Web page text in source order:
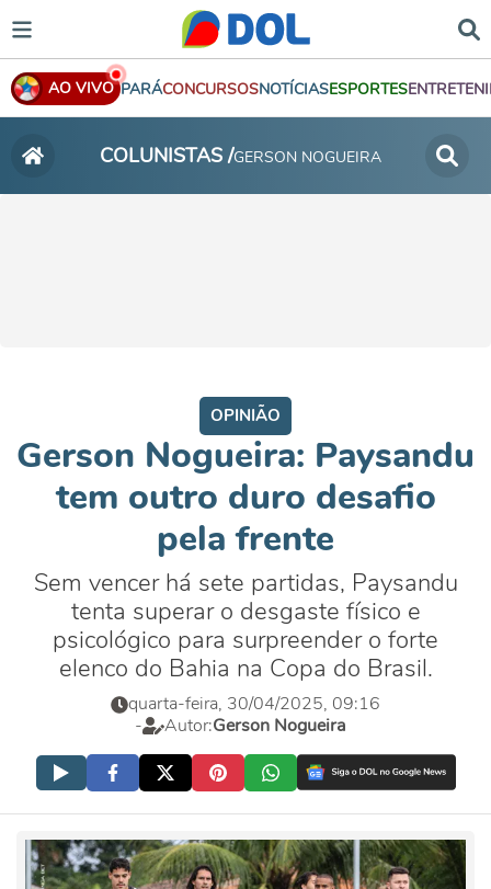
AO VIVO PARÁCONCURSOSNOTÍCIASESPORTES
COLUNISTAS /GERSON NOGUEIRA
OPINIÃO
Gerson Nogueira: Paysandu
tem outro duro desafio
pela frente
Sem vencer há sete partidas, Paysandu
tenta superar o desgaste físico e
psicológico para surpreender o forte
elenco do Bahia na Copa do Brasil.
quarta-feira, 30/04/2025, 09:16
-
Autor:Gerson Nogueira